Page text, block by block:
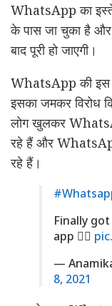
WhatsApp का
के पास जा चुका है और
बाद पूरी हो जाएगी।
WhatsApp की इस
इसका जमकर विरोध
लोग खुलकर
रहे हैं और
रहे हैं।
Finally
app ✌🏻
—
8, 2021